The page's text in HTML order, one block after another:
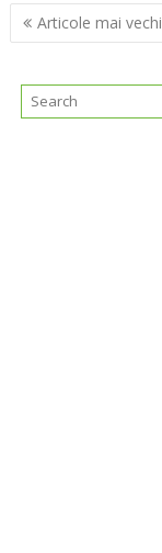
Navigare
în
Articole mai vechi